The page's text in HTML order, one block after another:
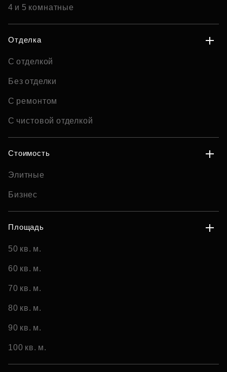
4 и 5 комнатные
Отделка
С отделкой
Без отделки
С ремонтом
С чистовой отделкой
Стоимость
Элитные
Бизнес
Площадь
50 кв. м.
60 кв. м.
70 кв. м.
80 кв. м.
90 кв. м.
100 кв. м.